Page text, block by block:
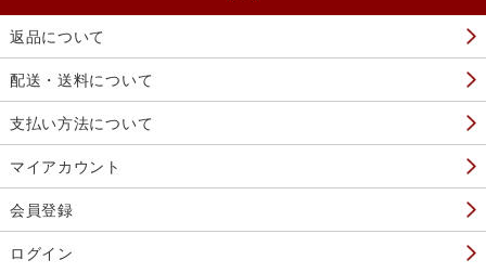
返品について
配送・送料について
支払い方法について
マイアカウント
会員登録
ログイン